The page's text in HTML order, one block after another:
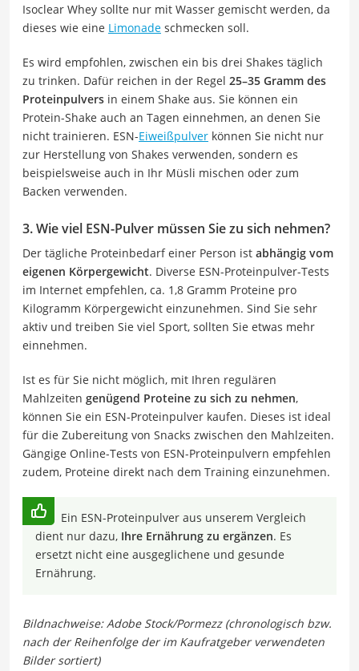
Isoclear Whey sollte nur mit Wasser gemischt werden, da
dieses wie eine Limonade schmecken soll.
Es wird empfohlen, zwischen ein bis drei Shakes täglich
zu trinken. Dafür reichen in der Regel 25–35 Gramm des
Proteinpulvers in einem Shake aus. Sie können ein
Protein-Shake auch an Tagen einnehmen, an denen Sie
nicht trainieren. ESN-Eiweißpulver können Sie nicht nur
zur Herstellung von Shakes verwenden, sondern es
beispielsweise auch in Ihr Müsli mischen oder zum
Backen verwenden.
3. Wie viel ESN-Pulver müssen Sie zu sich nehmen?
Der tägliche Proteinbedarf einer Person ist abhängig vom
eigenen Körpergewicht. Diverse ESN-Proteinpulver-Tests
im Internet empfehlen, ca. 1,8 Gramm Proteine pro
Kilogramm Körpergewicht einzunehmen. Sind Sie sehr
aktiv und treiben Sie viel Sport, sollten Sie etwas mehr
einnehmen.
Ist es für Sie nicht möglich, mit Ihren regulären
Mahlzeiten genügend Proteine zu sich zu nehmen,
können Sie ein ESN-Proteinpulver kaufen. Dieses ist ideal
für die Zubereitung von Snacks zwischen den Mahlzeiten.
Gängige Online-Tests von ESN-Proteinpulvern empfehlen
zudem, Proteine direkt nach dem Training einzunehmen.
Ein ESN-Proteinpulver aus unserem Vergleich
dient nur dazu, Ihre Ernährung zu ergänzen. Es
ersetzt nicht eine ausgeglichene und gesunde
Ernährung.